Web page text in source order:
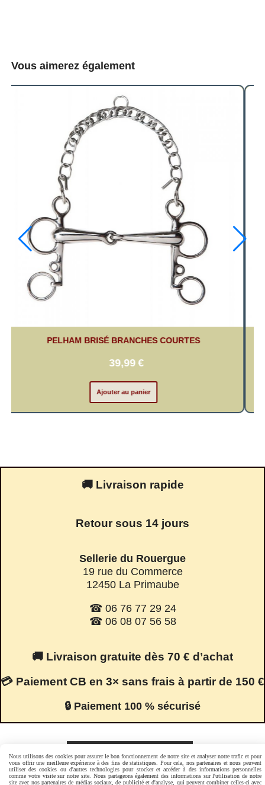
Vous aimerez également
PELHAM BRISÉ BRANCHES COURTES
39,99
Ajouter au panier
🚚 Livraison rapide
Retour sous 14 jours
Sellerie du Rouergue
19 rue du Commerce
12450 La Primaube
☎ 06 76 77 29 24
☎ 06 08 07 56 58
🚚 Livraison gratuite dès 70 € d’achat
💳 Paiement CB en 3× sans frais à partir de 150 €
🔒 Paiement 100 % sécurisé
Nous utilisons des cookies pour assurer le bon fonctionnement de notre site et analyser notre trafic et pour
vous offrir une meilleure expérience à des fins de statistiques. Pour cela, nos partenaires et nous peuvent
utiliser des cookies ou d'autres technologies pour stocker et accéder à des informations personnelles
comme votre visite sur notre site. Nous partageons également des informations sur l'utilisation de notre
site avec nos partenaires de médias sociaux, de publicité et d'analyse, qui peuvent combiner celles-ci avec